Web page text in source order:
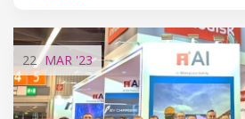
22 MAR '23